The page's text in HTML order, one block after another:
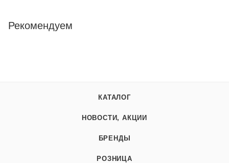
Рекомендуем
КАТАЛОГ
НОВОСТИ, АКЦИИ
БРЕНДЫ
РОЗНИЦА